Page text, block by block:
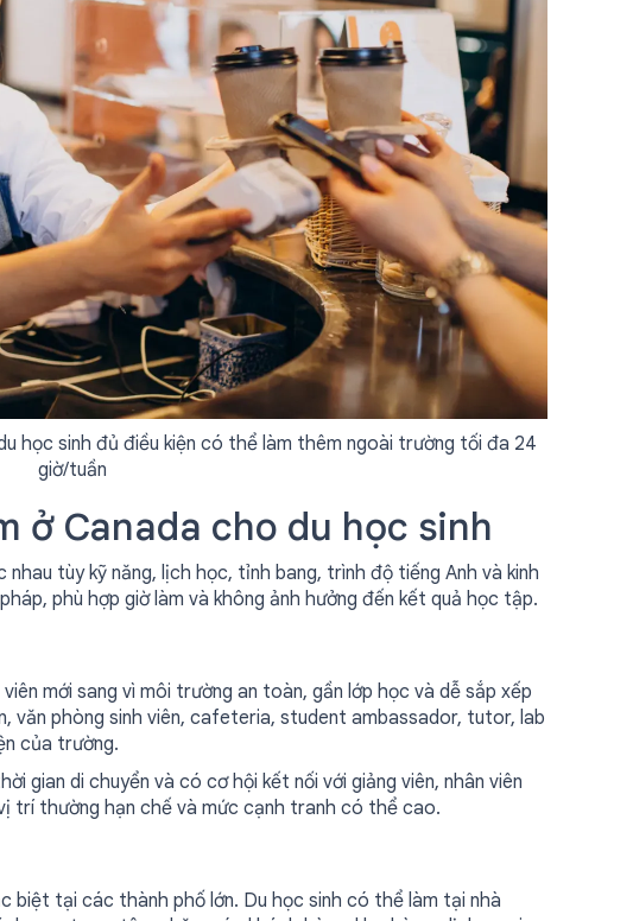
học sinh đủ điều kiện có thể làm thêm ngoài trường tối đa 24
giờ/tuần
ở Canada cho du học sinh
tùy kỹ năng, lịch học, tỉnh bang, trình độ tiếng Anh và kinh
phù hợp giờ làm và không ảnh hưởng đến kết quả học tập.
mới sang vì môi trường an toàn, gần lớp học và dễ sắp xếp
văn phòng sinh viên, cafeteria, student ambassador, tutor, lab
của trường.
gian di chuyển và có cơ hội kết nối với giảng viên, nhân viên
trí thường hạn chế và mức cạnh tranh có thể cao.
biệt tại các thành phố lớn. Du học sinh có thể làm tại nhà